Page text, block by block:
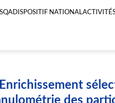
DISPOSITIF NATIONAL
des